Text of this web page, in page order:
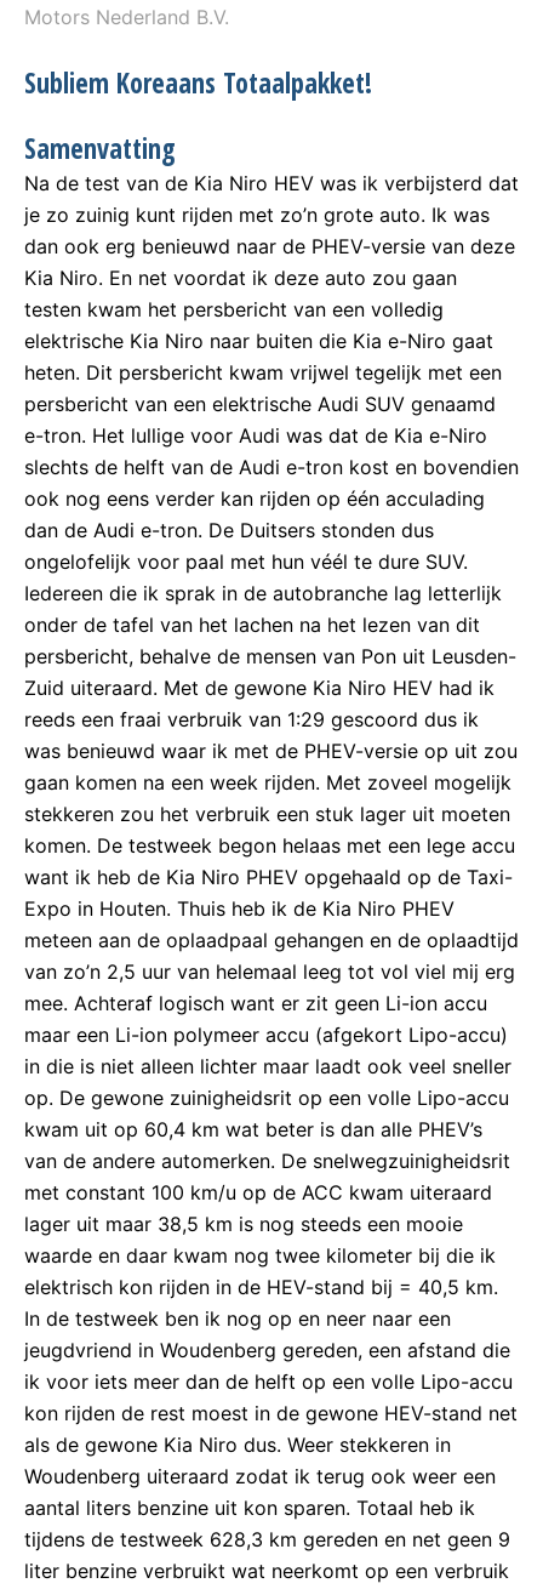
Motors Nederland B.V.
Subliem Koreaans Totaalpakket!
Samenvatting
Na de test van de Kia Niro HEV was ik verbijsterd dat
je zo zuinig kunt rijden met zo’n grote auto. Ik was
dan ook erg benieuwd naar de PHEV-versie van deze
Kia Niro. En net voordat ik deze auto zou gaan
testen kwam het persbericht van een volledig
elektrische Kia Niro naar buiten die Kia e-Niro gaat
heten. Dit persbericht kwam vrijwel tegelijk met een
persbericht van een elektrische Audi SUV genaamd
e-tron. Het lullige voor Audi was dat de Kia e-Niro
slechts de helft van de Audi e-tron kost en bovendien
ook nog eens verder kan rijden op één acculading
dan de Audi e-tron. De Duitsers stonden dus
ongelofelijk voor paal met hun véél te dure SUV.
Iedereen die ik sprak in de autobranche lag letterlijk
onder de tafel van het lachen na het lezen van dit
persbericht, behalve de mensen van Pon uit Leusden-
Zuid uiteraard. Met de gewone Kia Niro HEV had ik
reeds een fraai verbruik van 1:29 gescoord dus ik
was benieuwd waar ik met de PHEV-versie op uit zou
gaan komen na een week rijden. Met zoveel mogelijk
stekkeren zou het verbruik een stuk lager uit moeten
komen. De testweek begon helaas met een lege accu
want ik heb de Kia Niro PHEV opgehaald op de Taxi-
Expo in Houten. Thuis heb ik de Kia Niro PHEV
meteen aan de oplaadpaal gehangen en de oplaadtijd
van zo’n 2,5 uur van helemaal leeg tot vol viel mij erg
mee. Achteraf logisch want er zit geen Li-ion accu
maar een Li-ion polymeer accu (afgekort Lipo-accu)
in die is niet alleen lichter maar laadt ook veel sneller
op. De gewone zuinigheidsrit op een volle Lipo-accu
kwam uit op 60,4 km wat beter is dan alle PHEV’s
van de andere automerken. De snelwegzuinigheidsrit
met constant 100 km/u op de ACC kwam uiteraard
lager uit maar 38,5 km is nog steeds een mooie
waarde en daar kwam nog twee kilometer bij die ik
elektrisch kon rijden in de HEV-stand bij = 40,5 km.
In de testweek ben ik nog op en neer naar een
jeugdvriend in Woudenberg gereden, een afstand die
ik voor iets meer dan de helft op een volle Lipo-accu
kon rijden de rest moest in de gewone HEV-stand net
als de gewone Kia Niro dus. Weer stekkeren in
Woudenberg uiteraard zodat ik terug ook weer een
aantal liters benzine uit kon sparen. Totaal heb ik
tijdens de testweek 628,3 km gereden en net geen 9
liter benzine verbruikt wat neerkomt op een verbruik